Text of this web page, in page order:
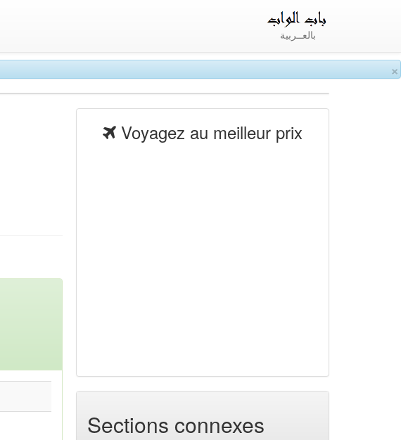
×
بالعــربية
Voyagez au meilleur prix
Sections connexes